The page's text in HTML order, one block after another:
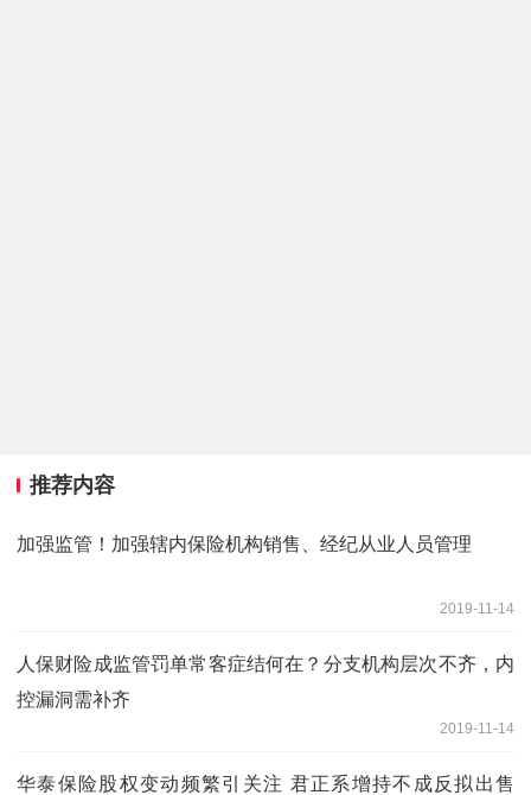
推荐内容
加强监管！加强辖内保险机构销售、经纪从业人员管理
2019-11-14
人保财险成监管罚单常客症结何在？分支机构层次不齐，内
控漏洞需补齐
2019-11-14
华泰保险股权变动频繁引关注 君正系增持不成反拟出售